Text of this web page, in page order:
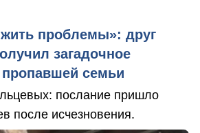
проблемы»: друг
загадочное
семьи
послание пришло
после исчезновения.